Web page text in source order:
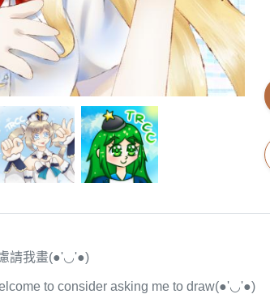
請我畫(●'◡'●)
to consider asking me to draw(●'◡'●)